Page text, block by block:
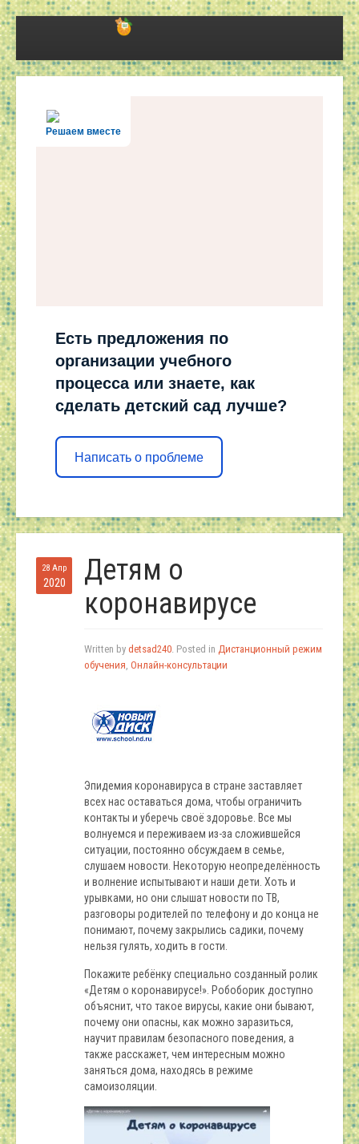
Решаем вместе
Есть предложения по
организации учебного
процесса или знаете, как
сделать детский сад лучше?
Написать о проблеме
28 Апр
2020
Детям о
коронавирусе
Written by detsad240. Posted in Дистанционный режим
обучения, Онлайн-консультации
Эпидемия коронавируса в стране заставляет
всех нас оставаться дома, чтобы ограничить
контакты и уберечь своё здоровье. Все мы
волнуемся и переживаем из-за сложившейся
ситуации, постоянно обсуждаем в семье,
слушаем новости. Некоторую неопределённость
и волнение испытывают и наши дети. Хоть и
урывками, но они слышат новости по ТВ,
разговоры родителей по телефону и до конца не
понимают, почему закрылись садики, почему
нельзя гулять, ходить в гости.
Покажите ребёнку специально созданный ролик
«Детям о коронавирусе!». Робоборик доступно
объяснит, что такое вирусы, какие они бывают,
почему они опасны, как можно заразиться,
научит правилам безопасного поведения, а
также расскажет, чем интересным можно
заняться дома, находясь в режиме
самоизоляции.